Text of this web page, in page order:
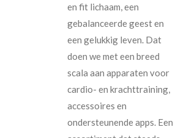
en fit lichaam, een
gebalanceerde geest en
een gelukkig leven. Dat
doen we met een breed
scala aan apparaten voor
cardio- en krachttraining,
accessoires en
ondersteunende apps. Een